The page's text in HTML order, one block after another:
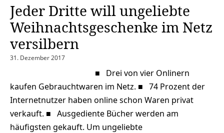
Jeder Dritte will ungeliebte
Weihnachtsgeschenke im Netz
versilbern
31. Dezember 2017
■ Drei von vier Onlinern
kaufen Gebrauchtwaren im Netz. ■ 74 Prozent der
Internetnutzer haben online schon Waren privat
verkauft. ■ Ausgediente Bücher werden am
häufigsten gekauft. Um ungeliebte